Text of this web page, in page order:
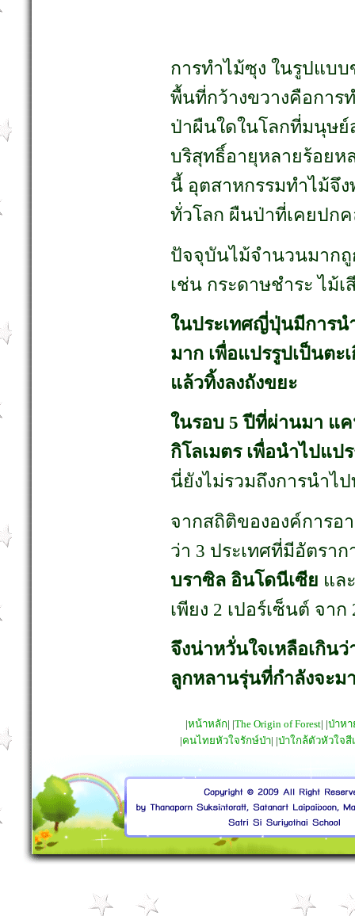
การทำไม้ซุง ในรูปแบ
พื้นที่กว้างขวางคือการ
ป่าผืนใดในโลกที่มนุษย์
บริสุทธิ์อายุหลายร้อยห
นี้ อุตสาหกรรมทำไม้จึ
ทั่วโลก ผืนป่าที่เคยปก
ปัจจุบันไม้จำนวนมาก
เช่น กระดาษชำระ ไม้
ในประเทศญี่ปุ่นมีการน
มาก เพื่อแปรรูปเป็นตะ
แล้วทิ้งลงถังขยะ
ในรอบ 5 ปีที่ผ่านมา แค
กิโลเมตร เพื่อนำไปแป
นี่ยังไม่รวมถึงการนำไ
จากสถิติขององค์การอ
ว่า 3 ประเทศที่มีอัตรา
บราซิล อินโดนีเซีย และ
เพียง 2 เปอร์เซ็นต์ จาก
จึงน่าหวั่นใจเหลือเกิน
ลูกหลานรุ่นที่กำลังจะม
|หน้าหลัก| |The Origin of Forest| |ป่าห
|คนไทยหัวใจรักษ์ป่า| |ป่าใกล้ตัวหัวใจสี